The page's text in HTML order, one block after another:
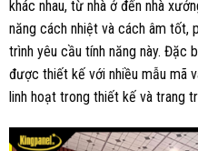
khác nhau, từ nhà ở đến nhà
năng cách nhiệt và cách âm tốt,
trình yêu cầu tính năng này. Đặc
được thiết kế với nhiều mẫu mã
linh hoạt trong thiết kế và trang